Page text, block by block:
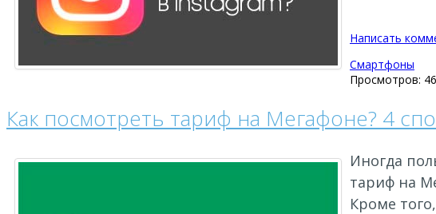
Написать
Смартфоны
Просмотров:
Как посмотреть тариф на Мегафоне? 4
Иногда
тариф на
Кроме